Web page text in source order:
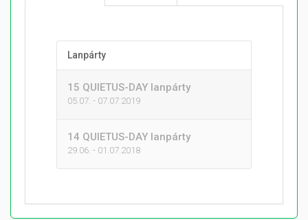
Lanpárty
15 QUIETUS-DAY lanpárty
05.07. - 07.07.2019
14 QUIETUS-DAY lanpárty
29.06. - 01.07.2018